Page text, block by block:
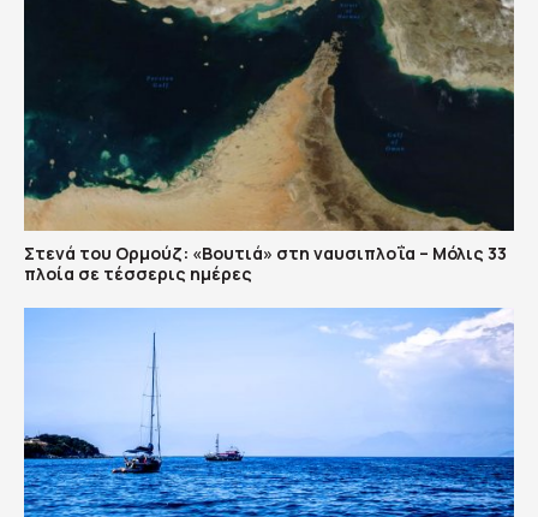
Στενά του Ορμούζ: «Βουτιά» στη ναυσιπλοΐα – Μόλις 33
πλοία σε τέσσερις ημέρες